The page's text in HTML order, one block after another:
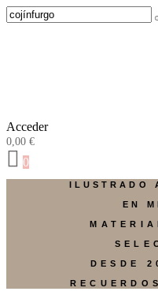
Acceder
0,00 €
0
ILUSTRADO
EN
DESDE